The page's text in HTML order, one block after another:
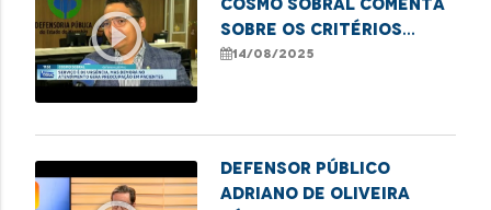
play_circle_outline
sobre os critérios
levados em
14/08/2025
Defensor Público
Adriano de Oliveira